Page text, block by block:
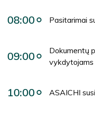
08:00 Pasitarimai
09:00
Dokumentų
vykdytojams
10:00 ASAICHI